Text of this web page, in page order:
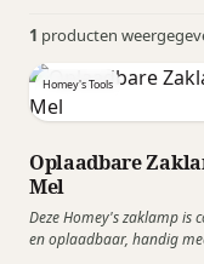
1 producten
Homey's Tools
Oplaadbare
Mel
Deze Homey's zaklamp is
en oplaadbaar, handig